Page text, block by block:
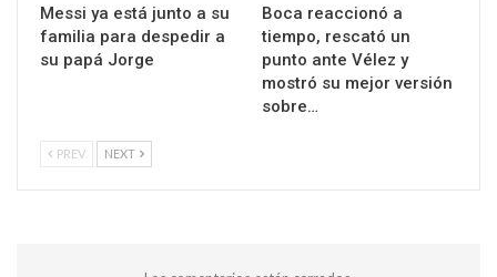
Messi ya está junto a su
familia para despedir a
su papá Jorge
Boca reaccionó a
tiempo, rescató un
punto ante Vélez y
mostró su mejor versión
sobre…
PREV NEXT